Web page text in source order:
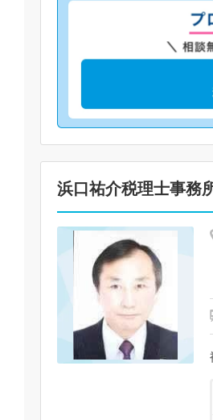
浜口祐介税理士事務